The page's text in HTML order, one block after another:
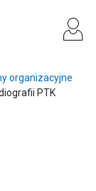
organizacyjne
PTK